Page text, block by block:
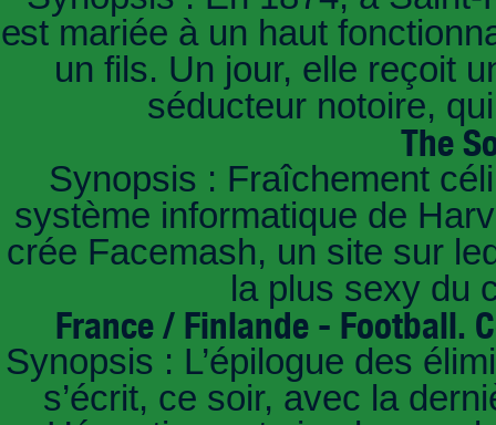
est mariée à un haut
un fils. Un jour, elle reçoit
séducteur notoire,
The
Synopsis : Fraîchement
système informatique de
crée Facemash, un site sur
la plus sexy du
France / Finlande - Football.
Synopsis : L’épilogue des
s’écrit, ce soir, avec la